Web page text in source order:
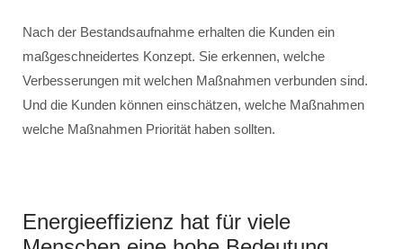
Nach der Bestandsaufnahme erhalten die Kunden ein
maßgeschneidertes Konzept. Sie erkennen, welche
Verbesserungen mit welchen Maßnahmen verbunden sind.
Und die Kunden können einschätzen, welche Maßnahmen
welche Maßnahmen Priorität haben sollten.
Energieeffizienz hat für viele